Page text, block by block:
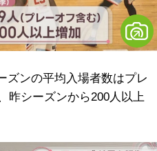
ンの平均入場者数はプレ
昨シーズンから200人以上